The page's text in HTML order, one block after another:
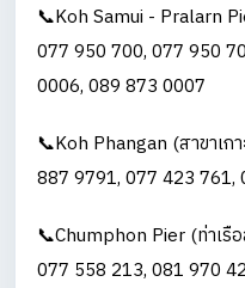
📞Koh Samui - Pralarn
077 950 700, 077 950
0006, 089 873 0007
📞Koh Phangan (สาขาเ
887 9791, 077 423 761,
📞Chumphon Pier (ท่าเ
077 558 213, 081 970